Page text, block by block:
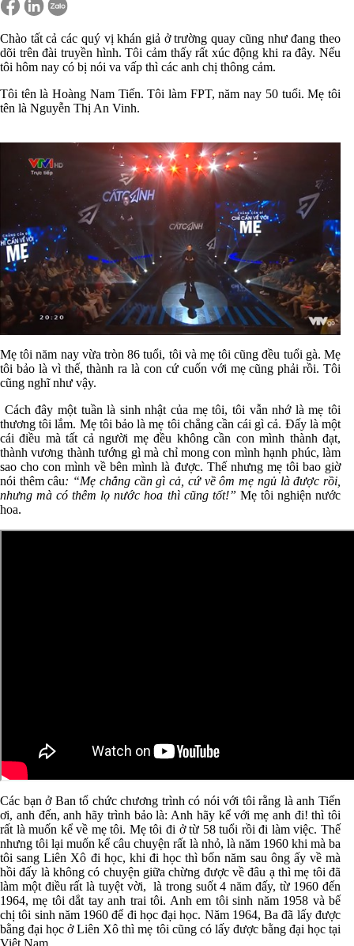
Chào tất cả các quý vị khán giả ở trường quay cũng như đang theo
dõi trên đài truyền hình. Tôi cảm thấyrất xúc động khi ra đây. Nếu
tôi hôm nay có bị nói va vấp thì các anh chị thông cảm.
Tôi tên là Hoàng Nam Tiến. Tôi làm FPT, năm nay 50 tuổi. Mẹ tôi
tên là Nguyễn Thị An Vinh.
Mẹ tôi năm nay vừa tròn 86 tuổi, tôi và mẹ tôi cũng đều tuổi gà. Mẹ
tôi bảo là vì thế, thành ra là con cứ cuốn với mẹ cũng phải rồi. Tôi
cũng nghĩ như vậy.
Cách đây một tuần là sinh nhật của mẹ tôi, tôi vẫn nhớ là mẹ tôi
thương tôi lắm. Mẹ tôi bảo là mẹ tôi chẳng cần cái gì cả. Đấy là một
cái điều mà tất cả người mẹ đều không cần con mình thành đạt,
thành vương thành tướng gì mà chỉ mong con mình hạnh phúc, làm
sao cho con mình về bên mình là được. Thế nhưng mẹ tôi bao giờ
nói thêm câu: “Mẹ chẳng cần gì cả, cứ về ôm mẹ ngủ là được rồi,
nhưng mà có thêm lọ nước hoa thì cũng tốt!” Mẹ tôi nghiện nước
hoa.
Các bạn ở Ban tổ chức chương trình có nói với tôi rằng là anh Tiến
ơi, anh đến, anh hãy trình bảo là: Anh hãy kể với mẹ anh đi! thì tôi
rất là muốn kể về mẹ tôi. Mẹ tôi đi ở từ 58 tuổi rồi đi làm việc. Thế
nhưng tôi lại muốn kể câu chuyện rất là nhỏ, là năm 1960 khi mà ba
tôi sang Liên Xô đi học, khi đi học thì bốn năm sau ông ấy về mà
hồi đấy là không có chuyện giữa chừng được về đâu ạ thì mẹ tôi đã
làm một điều rất là tuyệt vời, là trong suốt 4 năm đấy, từ 1960 đến
1964, mẹ tôi dắt tay anh trai tôi. Anh em tôi sinh năm 1958 và bế
chị tôi sinh năm 1960 để đi học đại học. Năm 1964, Ba đã lấy được
bằng đại học ở Liên Xô thì mẹ tôi cũng có lấy được bằng đại học tại
Việt Nam.